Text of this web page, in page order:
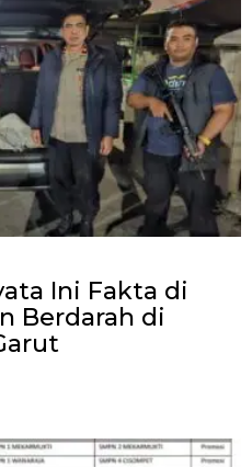
Ini Fakta di
Berdarah di